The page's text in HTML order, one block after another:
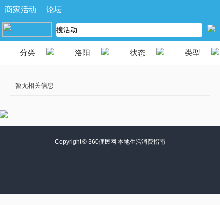
商家活动 论坛
分类 洛阳 状态 类型
暂无相关信息
Copyright © 360便民网 本地生活消费指南